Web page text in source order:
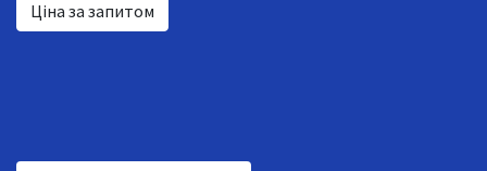
Ціна за запитом